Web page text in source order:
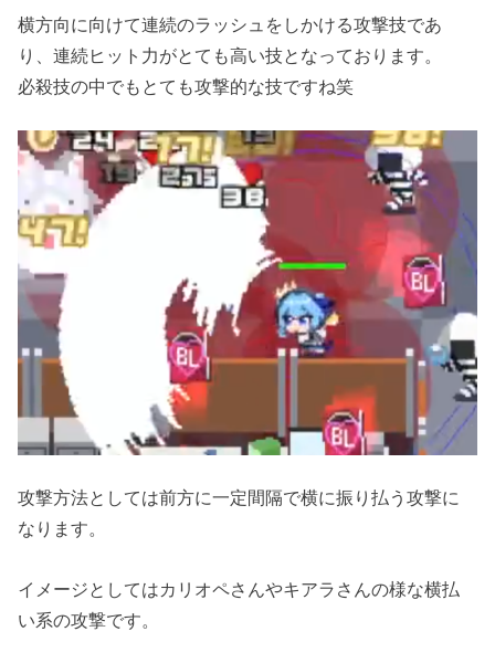
横方向に向けて連続のラッシュをしかける攻撃技であ
り、連続ヒット力がとても高い技となっております。
必殺技の中でもとても攻撃的な技ですね笑
攻撃方法としては前方に一定間隔で横に振り払う攻撃に
なります。
イメージとしてはカリオペさんやキアラさんの様な横払
い系の攻撃です。